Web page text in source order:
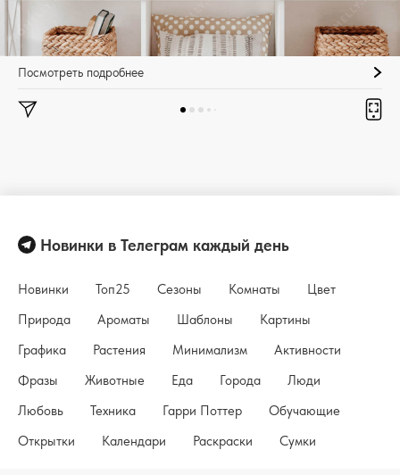
Посмотреть подробнее
Новинки в Телеграм каждый день
Новинки Топ25 Сезоны Комнаты
Цвет
Природа
Ароматы Шаблоны
Картины
Графика
Растения Минимализм
Активности
Фразы
Животные Еда Города
Люди
Любовь
Техника Гарри Поттер
Обучающие
Открытки
Календари Раскраски Сумки